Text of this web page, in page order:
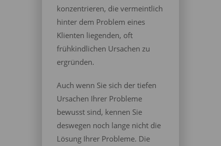
konzentrieren, die vermeintlich
hinter dem Problem eines
Klienten liegenden, oft
frühkindlichen Ursachen zu
ergründen.
Auch wenn Sie sich der tiefen
Ursachen Ihrer Probleme
bewusst sind, kennen Sie
deswegen noch lange nicht die
Lösung Ihrer Probleme. Die